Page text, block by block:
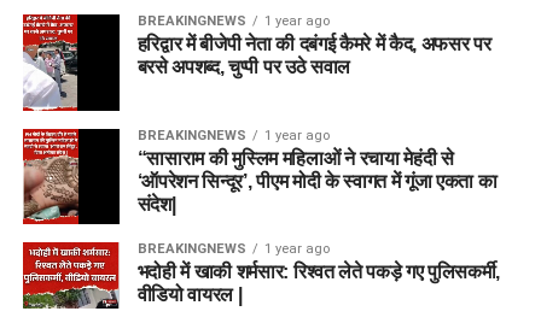
BREAKINGNEWS 1 year ago
हरिद्वार में बीजेपी नेता की दबंगई कैमरे में कैद, अफसर पर
बरसे अपशब्द, चुप्पी पर उठे सवाल
BREAKINGNEWS 1 year ago
“सासाराम की मुस्लिम महिलाओं ने रचाया मेहंदी से
‘ऑपरेशन सिन्दूर’, पीएम मोदी के स्वागत में गूंजा एकता का
संदेश|
BREAKINGNEWS 1 year ago
भदोही में खाकी शर्मसार: रिश्वत लेते पकड़े गए पुलिसकर्मी,
वीडियो वायरल |